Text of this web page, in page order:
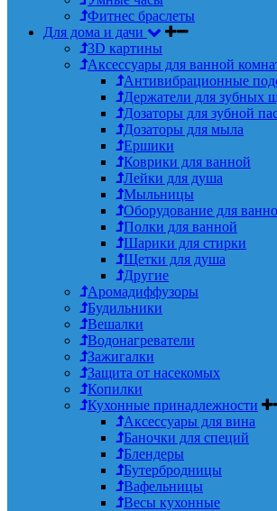
Фитнес браслеты
Для дома и дачи
3D картины
Аксессуары для ванной
Антивибрационные
Держатели для зубных
Дозаторы для зубной
Дозаторы для мыла
Ершики
Коврики для ванной
Лейки для душа
Мыльницы
Оборудование для
Полки для ванной
Шарики для стирки
Щетки для душа
Другие
Аромадиффузоры
Будильники
Вешалки
Водонагреватели
Зажигалки
Защита от насекомых
Копилки
Кухонные принадлежности
Аксессуары для вина
Баночки для специй
Блендеры
Бутербродницы
Вафельницы
Весы кухонные